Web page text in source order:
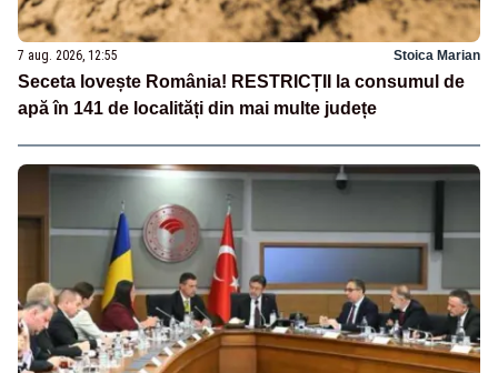
7 aug. 2026, 12:55 Stoica Marian
Seceta lovește România! RESTRICȚII la consumul de
apă în 141 de localități din mai multe județe